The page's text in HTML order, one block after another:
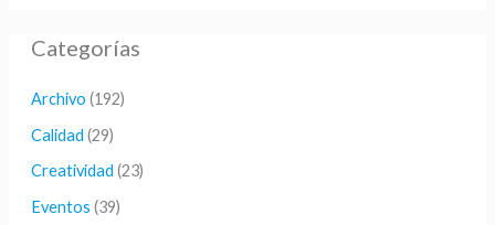
c
p
o
r
Categorías
Archivo (192)
Calidad (29)
Creatividad (23)
Eventos (39)